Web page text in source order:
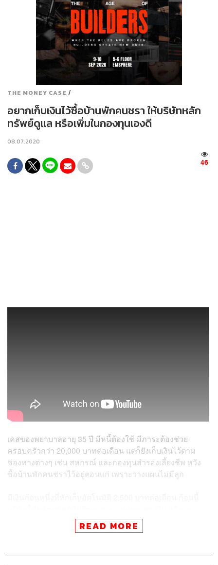
THE MONEY CASE /
อยากเก็บเงินไว้ซื้อบ้านพักคนชรา ให้บริษัทหลัก
ทรัพย์ดูแล หรือเพิ่มในกองทุนเองดี
08.07.2020
46
เคสของพยาบาลอายุ 35 ปี มีหนี้ต้องใช้ มีภาระต้องช่วย
ครอบครัวกว่า 20,000 บาทต่อเดือน แต่ก็ยังเก็บเงินไว้ตาม
ช่องทางต่างๆ เช่น สหกรณ์ และกองทุนสำรองเลี้ยงชีพ หวัง
ซื้อบ้านพักคนชราไว้อยู่ตอนแก่ เพราะวางแผนไม่มีลูก
เก็บเพิ่มในกองทุนสำรองเลี้ยงชีพอะไรจะดีกว่ากัน
ในเอพิโสดนี้
READ MORE